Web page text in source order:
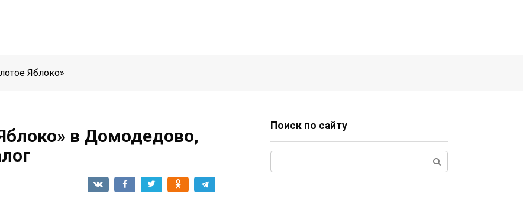
Яблоко»
в Домодедово,
Поиск по сайту